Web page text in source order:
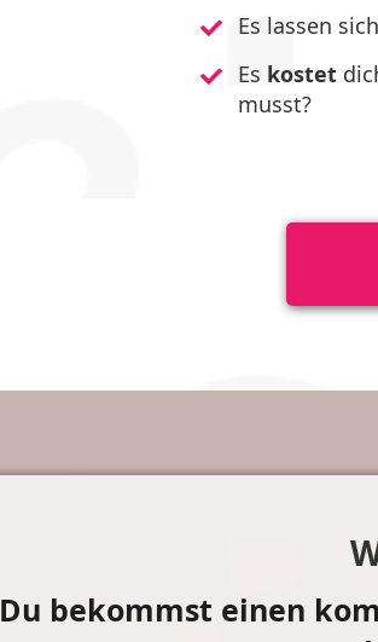
Es lassen sich
Es kostet
musst?
Du bekommst einen